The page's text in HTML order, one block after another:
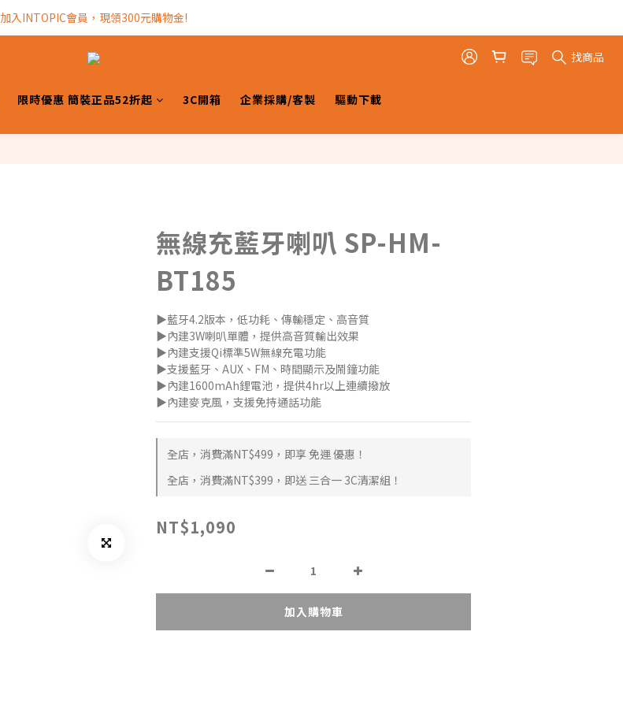
加入INTOPIC會員，現領300元購物金!
加入INTOPIC會員，現領300元購物金!
全館滿$499免運費! 找商品
限時優惠 簡裝正品52折起 3C開箱 企業採購/客製 驅動下載
無線充藍牙喇叭 SP-HM-
BT185
▶藍牙4.2版本，低功耗、傳輸穩定、高音質
▶內建3W喇叭單體，提供高音質輸出效果
▶內建支援Qi標準5W無線充電功能
▶支援藍牙、AUX、FM、時間顯示及鬧鐘功能
▶內建1600mAh鋰電池，提供4hr以上連續撥放
▶內建麥克風，支援免持通話功能
全店，消費滿NT$499，即享 免運 優惠！
全店，消費滿NT$399，即送 三合一 3C清潔組！
NT$1,090
加入購物車